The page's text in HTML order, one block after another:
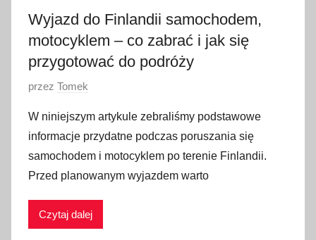
3
Wyjazd do Finlandii samochodem,
motocyklem – co zabrać i jak się
przygotować do podróży
O
u
b
l
i
w
przez Tomek
W niniejszym artykule zebraliśmy podstawowe
informacje przydatne podczas poruszania się
samochodem i motocyklem po terenie Finlandii.
Przed planowanym wyjazdem warto
Czytaj dalej